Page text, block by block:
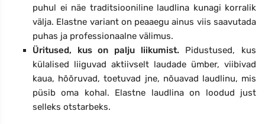
puhul ei näe traditsiooniline laudlina kunagi korralik
välja. Elastne variant on peaaegu ainus viis saavutada
puhas ja professionaalne välimus.
Üritused, kus on palju liikumist.Pidustused, kus
külalised liiguvad aktiivselt laudade ümber, viibivad
kaua, hõõruvad, toetuvad jne, nõuavad laudlinu, mis
püsib oma kohal. Elastne laudlina on loodud just
selleks otstarbeks.